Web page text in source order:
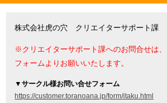
株式会社虎の穴 クリエイターサポート課
※クリエイターサポート課へのお問合せは
フォームよりお願いいたします。
▼サークル様お問い合せフォーム
https://customer.toranoana.jp/form/itaku.html